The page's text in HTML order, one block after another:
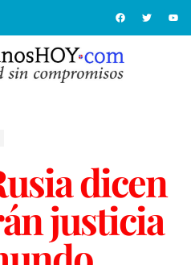
dicen
justicia